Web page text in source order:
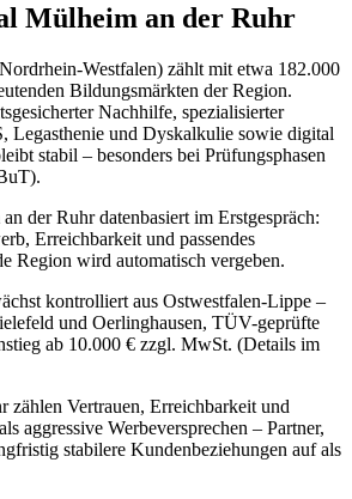
Mülheim an der Ruhr
Westfalen) zählt mit etwa 182.000
Bildungsmärkten der Region.
Nachhilfe, spezialisierter
Legasthenie und Dyskalkulie sowie digital
stabil – besonders bei Prüfungsphasen
der Ruhr datenbasiert im Erstgespräch:
Erreichbarkeit und passendes
Region wird automatisch vergeben.
kontrolliert aus Ostwestfalen-Lippe –
und Oerlinghausen, TÜV-geprüfte
ab 10.000 € zzgl. MwSt. (Details im
zählen Vertrauen, Erreichbarkeit und
aggressive Werbeversprechen – Partner,
stabilere Kundenbeziehungen auf als